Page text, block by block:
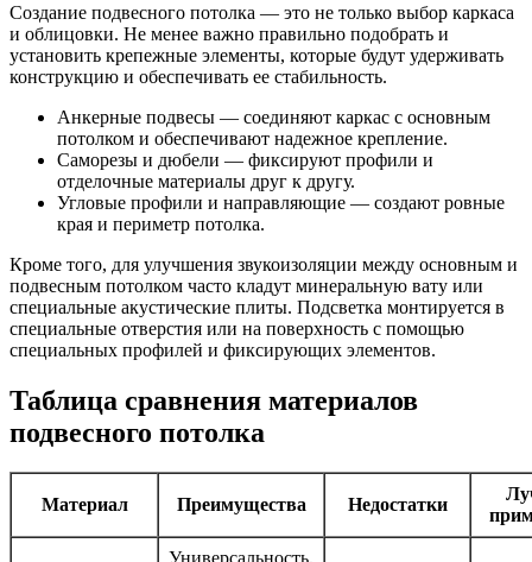
Создание подвесного потолка — это не только выбор каркаса
и облицовки. Не менее важно правильно подобрать и
установить крепежные элементы, которые будут удерживать
конструкцию и обеспечивать ее стабильность.
Анкерные подвесы — соединяют каркас с основным
потолком и обеспечивают надежное крепление.
Саморезы и дюбели — фиксируют профили и
отделочные материалы друг к другу.
Угловые профили и направляющие — создают ровные
края и периметр потолка.
Кроме того, для улучшения звукоизоляции между основным и
подвесным потолком часто кладут минеральную вату или
специальные акустические плиты. Подсветка монтируется в
специальные отверстия или на поверхность с помощью
специальных профилей и фиксирующих элементов.
Таблица сравнения материалов
подвесного потолка
Материал Преимущества Недостатки